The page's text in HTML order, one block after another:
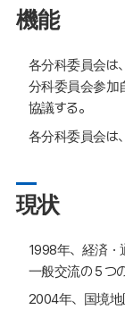
機能
各分科委員会は
分科委員会参加
協議する。
各分科委員会は
現状
1998年、経済・
一般交流の５つ
2004年、国境